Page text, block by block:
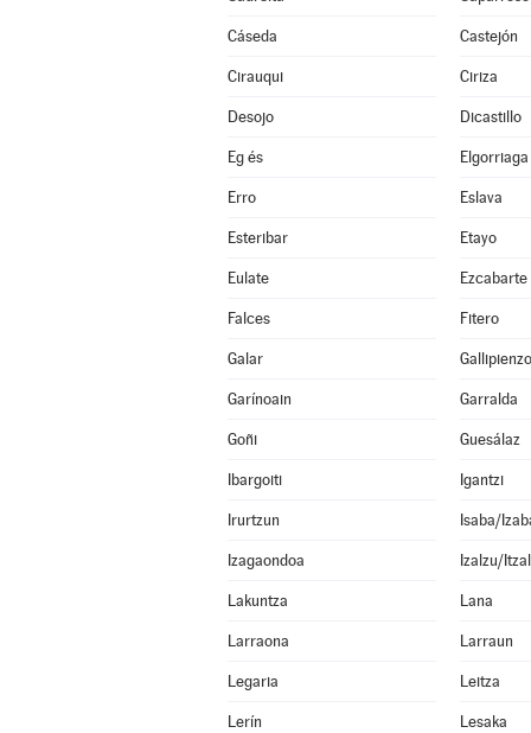
Cáseda Castejón
Cirauqui Ciriza
Desojo Dicastillo
Eg és Elgorriaga
Erro Eslava
Esteribar Etayo
Eulate Ezcabarte
Falces Fitero
Galar Gallipienzo
Garínoain Garralda
Goñi Guesálaz
Ibargoiti Igantzi
Irurtzun Isaba/
Izagaondoa Izalzu/
Lakuntza Lana
Larraona Larraun
Legaria Leitza
Lerín Lesaka